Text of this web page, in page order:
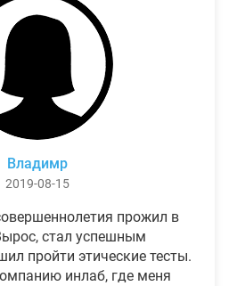
Владимр
2019-08-15
прожил в
стал успешным
пройти этические тесты.
инлаб, где меня